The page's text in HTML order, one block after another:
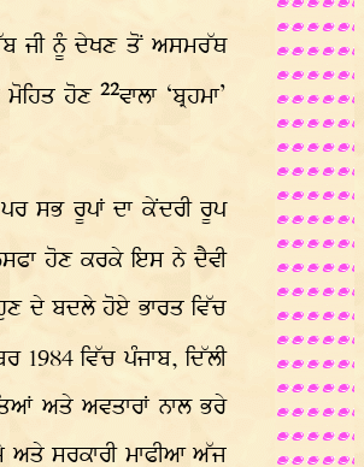
ਜੀ ਨੂੰ ਦੇਖਣ ਤੋਂ ਅਸਮਰੱਥ
ਮੋਹਿਤ ਹੋਣ22ਵਾਲਾ ‘ਬ੍ਰਹਮਾ’
ਸਭ ਰੂਪਾਂ ਦਾ ਕੇਂਦਰੀ ਰੂਪ
ਹੋਣ ਕਰਕੇ ਇਸ ਨੇ ਦੈਵੀ
ਦੇ ਬਦਲੇ ਹੋਏ ਭਾਰਤ ਵਿੱਚ
1984 ਵਿੱਚ ਪੰਜਾਬ, ਦਿੱਲੀ
ਅਤੇ ਅਵਤਾਰਾਂ ਨਾਲ ਭਰੇ
ਅਤੇ ਸਰਕਾਰੀ ਮਾਫੀਆ ਅੱਜ